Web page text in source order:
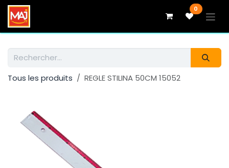
Se rendre au contenu 0
Tous les produits REGLE STILINA 50CM 15052